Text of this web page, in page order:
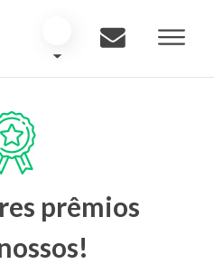
prêmios